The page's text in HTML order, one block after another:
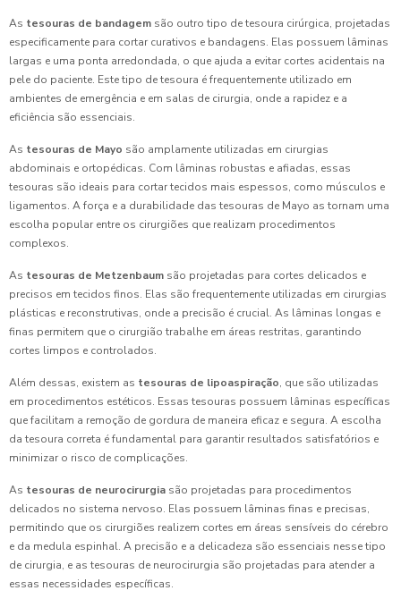
As tesouras de bandagem são outro tipo de tesoura cirúrgica, projetadas
especificamente para cortar curativos e bandagens. Elas possuem lâminas
largas e uma ponta arredondada, o que ajuda a evitar cortes acidentais na
pele do paciente. Este tipo de tesoura é frequentemente utilizado em
ambientes de emergência e em salas de cirurgia, onde a rapidez e a
eficiência são essenciais.
As tesouras de Mayo são amplamente utilizadas em cirurgias
abdominais e ortopédicas. Com lâminas robustas e afiadas, essas
tesouras são ideais para cortar tecidos mais espessos, como músculos e
ligamentos. A força e a durabilidade das tesouras de Mayo as tornam uma
escolha popular entre os cirurgiões que realizam procedimentos
complexos.
As tesouras de Metzenbaum são projetadas para cortes delicados e
precisos em tecidos finos. Elas são frequentemente utilizadas em cirurgias
plásticas e reconstrutivas, onde a precisão é crucial. As lâminas longas e
finas permitem que o cirurgião trabalhe em áreas restritas, garantindo
cortes limpos e controlados.
Além dessas, existem as tesouras de lipoaspiração, que são utilizadas
em procedimentos estéticos. Essas tesouras possuem lâminas específicas
que facilitam a remoção de gordura de maneira eficaz e segura. A escolha
da tesoura correta é fundamental para garantir resultados satisfatórios e
minimizar o risco de complicações.
As tesouras de neurocirurgia são projetadas para procedimentos
delicados no sistema nervoso. Elas possuem lâminas finas e precisas,
permitindo que os cirurgiões realizem cortes em áreas sensíveis do cérebro
e da medula espinhal. A precisão e a delicadeza são essenciais nesse tipo
de cirurgia, e as tesouras de neurocirurgia são projetadas para atender a
essas necessidades específicas.